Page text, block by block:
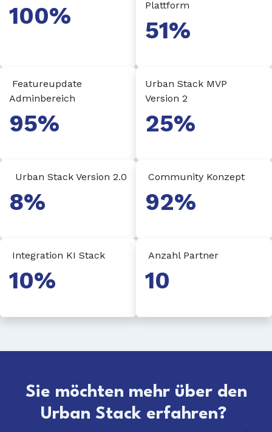
100%
Plattform
51%
Featureupdate
Adminbereich
95%
Urban Stack MVP
Version 2
25%
Urban Stack Version 2.0
8%
Community Konzept
92%
Integration KI Stack
10%
Anzahl Partner
10
Sie möchten mehr über den
Urban Stack erfahren?